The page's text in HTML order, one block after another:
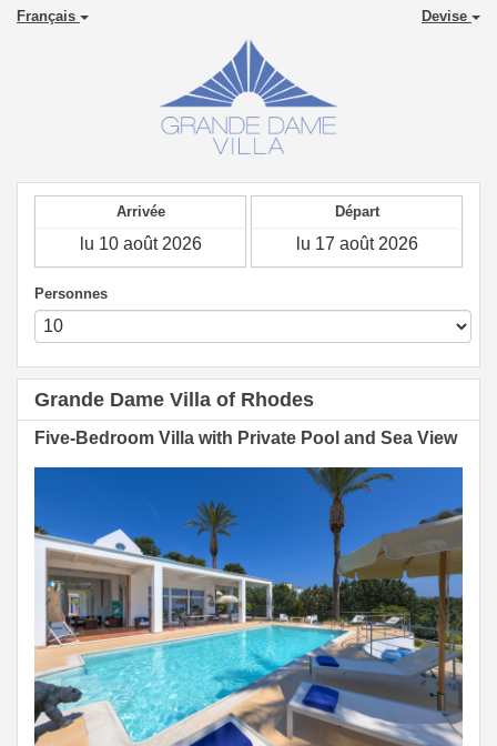
Français Devise
Arrivée Départ
Personnes
Grande Dame Villa of Rhodes
Five-Bedroom Villa with Private Pool and Sea View